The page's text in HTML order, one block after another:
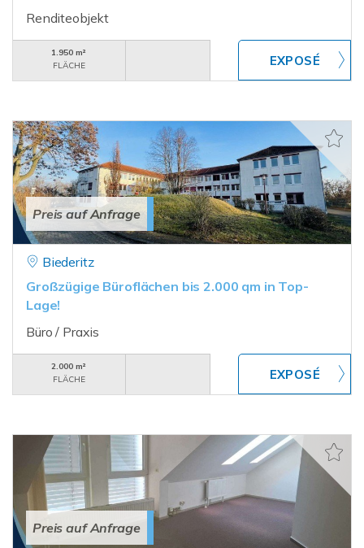
Renditeobjekt
1.950 m²
FLÄCHE
Preis auf Anfrage
Biederitz
Großzügige Büroflächen bis 2.000 qm in Top-
Lage!
Büro / Praxis
2.000 m²
FLÄCHE
Preis auf Anfrage